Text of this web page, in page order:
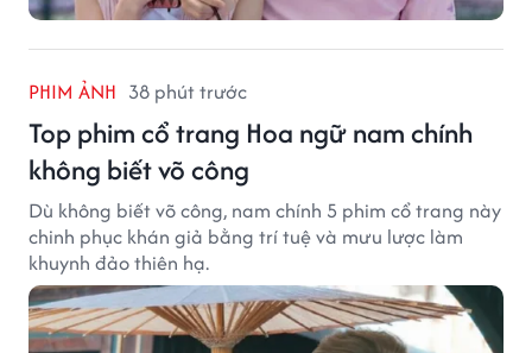
PHIM ẢNH 38 phút trước
Top phim cổ trang Hoa ngữ nam chính
không biết võ công
Dù không biết võ công, nam chính 5 phim cổ trang này
chinh phục khán giả bằng trí tuệ và mưu lược làm
khuynh đảo thiên hạ.